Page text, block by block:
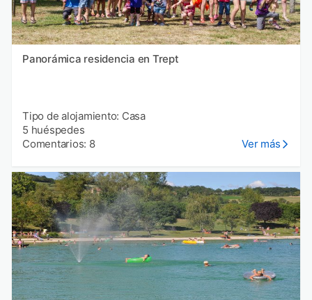
Panorámica residencia en Trept
Tipo de alojamiento: Casa
5 huéspedes
Comentarios: 8
Ver más